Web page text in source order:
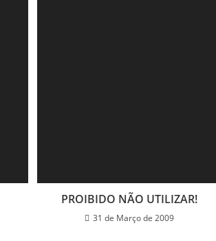
PROIBIDO NÃO UTILIZAR!
31 de Março de 2009